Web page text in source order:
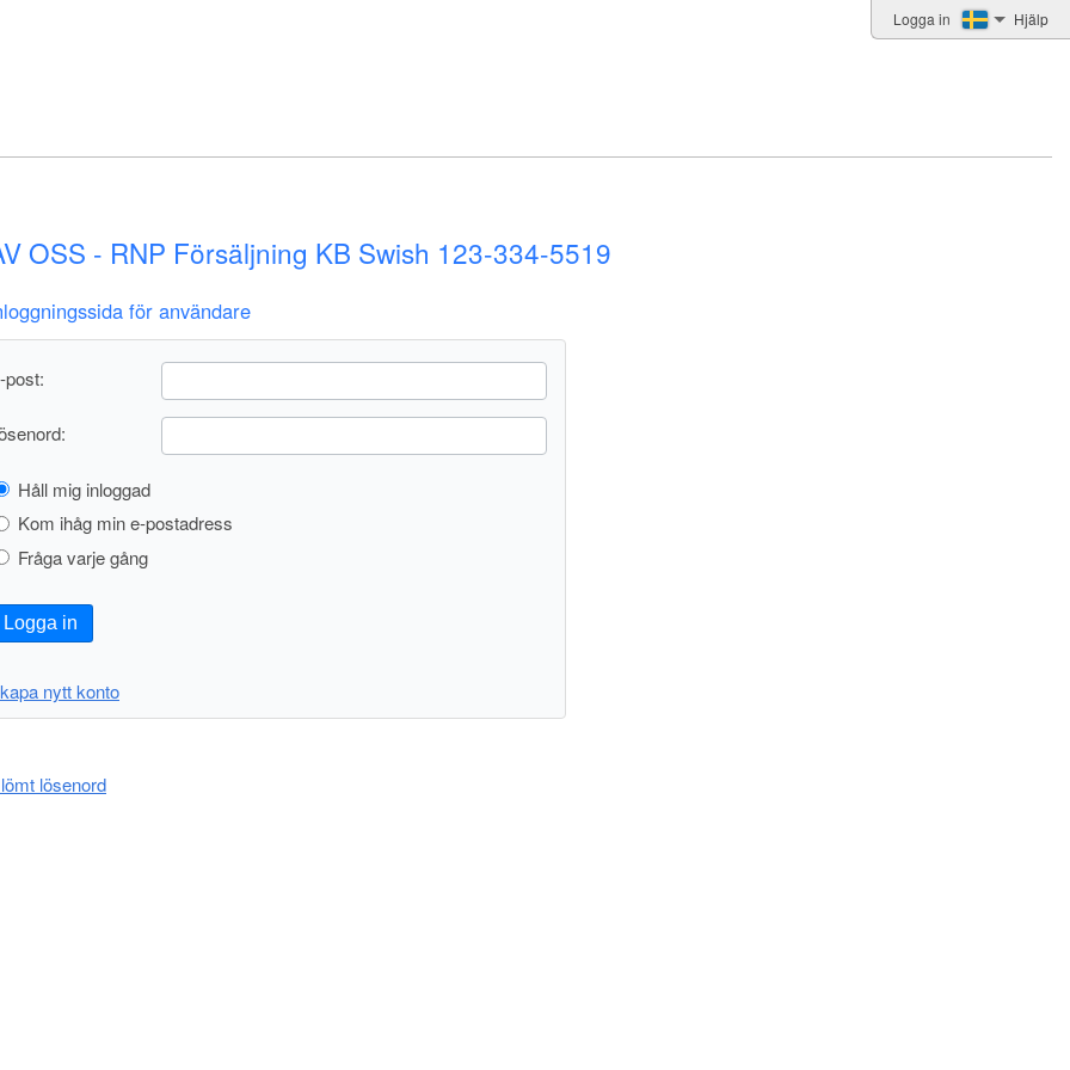
Logga in Hjälp
OSS - RNP Försäljning KB Swish 123-334-5519
för användare
post:
Håll mig inloggad
Kom ihåg min e-postadress
Fråga varje gång
Logga in
nytt konto
lösenord